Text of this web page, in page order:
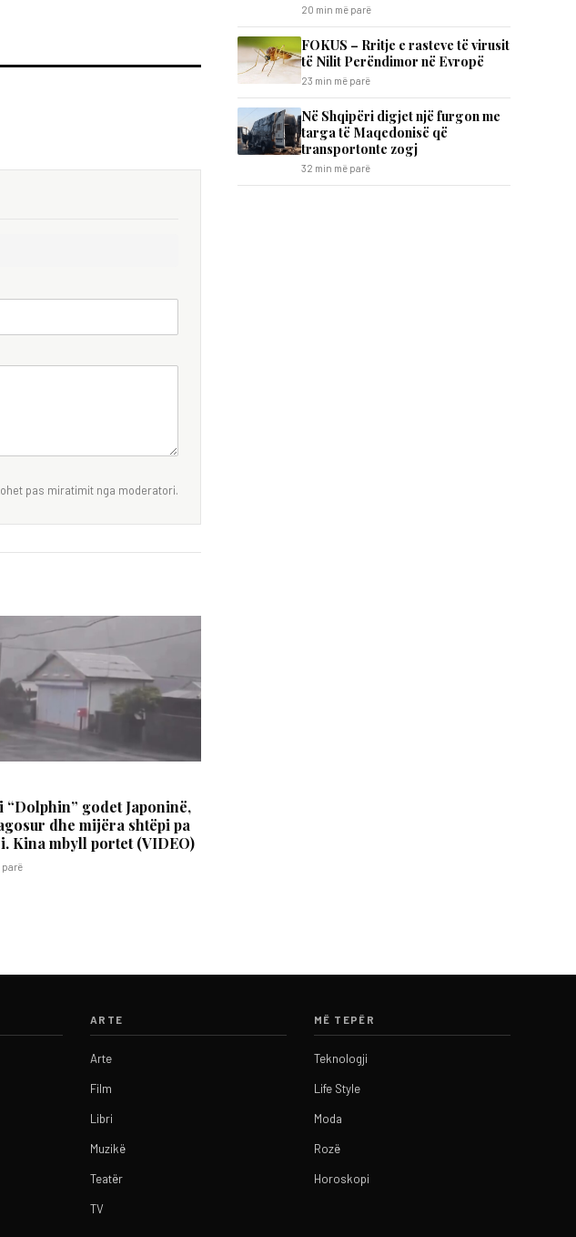
pas miratimit nga moderatori.
“Dolphin” godet Japoninë,
dhe mijëra shtëpi pa
Kina mbyll portet (VIDEO)
parë
20 min më parë
FOKUS – Rritje e rasteve të virusit
të Nilit Perëndimor në Evropë
23 min më parë
Në Shqipëri digjet një furgon me
targa të Maqedonisë që
transportonte zogj
32 min më parë
ARTE
Arte
Film
Libri
Muzikë
Teatër
TV
MË TEPËR
Teknologji
Life Style
Moda
Rozë
Horoskopi